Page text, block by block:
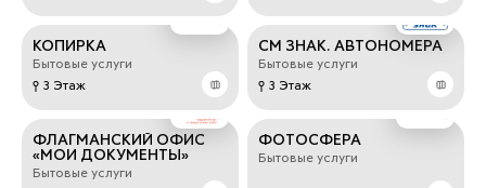
КОПИРКА
Бытовые услуги
3 Этаж
СМ ЗНАК. АВТОНОМЕРА
Бытовые услуги
3 Этаж
ФЛАГМАНСКИЙ ОФИС
«МОИ ДОКУМЕНТЫ»
Бытовые услуги
ФОТОСФЕРА
Бытовые услуги